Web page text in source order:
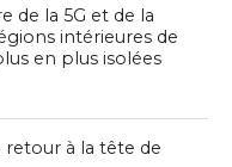
de la 5G et de la
intérieures de
en plus isolées
retour à la tête de